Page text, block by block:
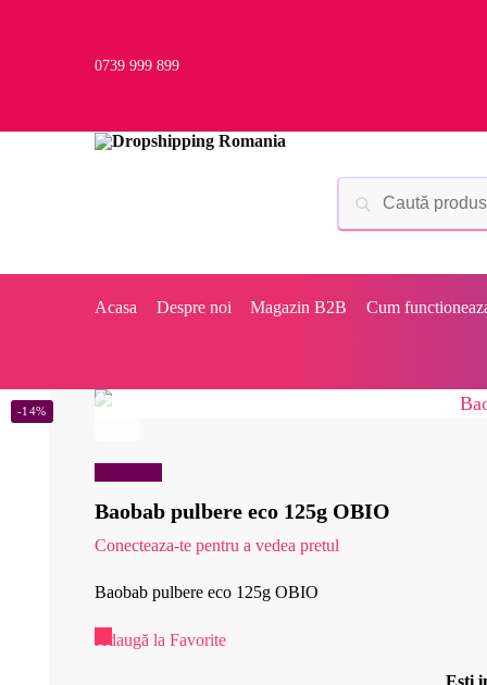
0739 999 899
Acasa Despre noi Magazin B2B Cum
Baobab pulbere eco 125g OBIO
Conecteaza-te pentru a vedea pretul
-14%
Baobab pulbere eco 125g OBIO
Adaugă la Favorite
Esti